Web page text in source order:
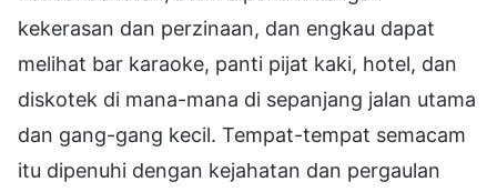
kekerasan dan perzinaan, dan engkau dapat
melihat bar karaoke, panti pijat kaki, hotel, dan
diskotek di mana-mana di sepanjang jalan utama
dan gang-gang kecil. Tempat-tempat semacam
itu dipenuhi dengan kejahatan dan pergaulan